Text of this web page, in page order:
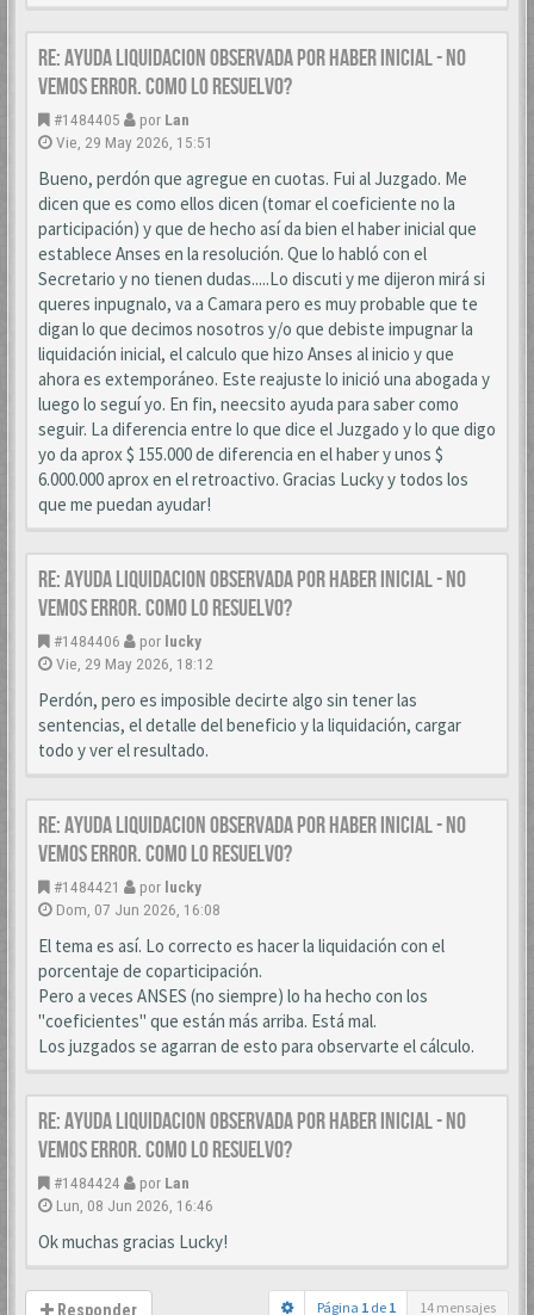
Re: AYUDA LIQUIDACION OBSERVADA POR HABER INICIAL - NO
VEMOS ERROR. COMO LO RESUELVO?
#1484405 por Lan
Vie, 29 May 2026, 15:51
Bueno, perdón que agregue en cuotas. Fui al Juzgado. Me
dicen que es como ellos dicen (tomar el coeficiente no la
participación) y que de hecho así da bien el haber inicial que
establece Anses en la resolución. Que lo habló con el
Secretario y no tienen dudas.....Lo discuti y me dijeron mirá si
queres inpugnalo, va a Camara pero es muy probable que te
digan lo que decimos nosotros y/o que debiste impugnar la
liquidación inicial, el calculo que hizo Anses al inicio y que
ahora es extemporáneo. Este reajuste lo inició una abogada y
luego lo seguí yo. En fin, neecsito ayuda para saber como
seguir. La diferencia entre lo que dice el Juzgado y lo que digo
yo da aprox $ 155.000 de diferencia en el haber y unos $
6.000.000 aprox en el retroactivo. Gracias Lucky y todos los
que me puedan ayudar!
Re: AYUDA LIQUIDACION OBSERVADA POR HABER INICIAL - NO
VEMOS ERROR. COMO LO RESUELVO?
#1484406 por lucky
Vie, 29 May 2026, 18:12
Perdón, pero es imposible decirte algo sin tener las
sentencias, el detalle del beneficio y la liquidación, cargar
todo y ver el resultado.
Re: AYUDA LIQUIDACION OBSERVADA POR HABER INICIAL - NO
VEMOS ERROR. COMO LO RESUELVO?
#1484421 por lucky
Dom, 07 Jun 2026, 16:08
El tema es así. Lo correcto es hacer la liquidación con el
porcentaje de coparticipación.
Pero a veces ANSES (no siempre) lo ha hecho con los
"coeficientes" que están más arriba. Está mal.
Los juzgados se agarran de esto para observarte el cálculo.
Re: AYUDA LIQUIDACION OBSERVADA POR HABER INICIAL - NO
VEMOS ERROR. COMO LO RESUELVO?
#1484424 por Lan
Lun, 08 Jun 2026, 16:46
Ok muchas gracias Lucky!
Responder Página 1 de 1 14 mensajes